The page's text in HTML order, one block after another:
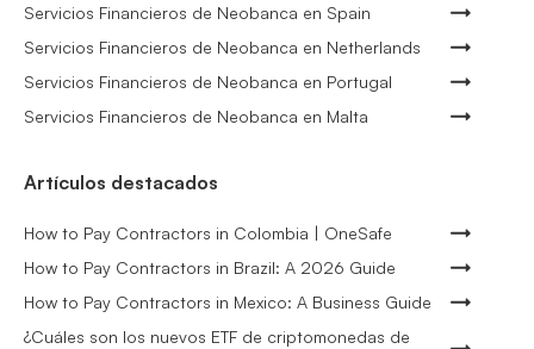
Servicios Financieros de Neobanca en Spain
Servicios Financieros de Neobanca en Netherlands
Servicios Financieros de Neobanca en Portugal
Servicios Financieros de Neobanca en Malta
Artículos destacados
How to Pay Contractors in Colombia | OneSafe
How to Pay Contractors in Brazil: A 2026 Guide
How to Pay Contractors in Mexico: A Business Guide
¿Cuáles son los nuevos ETF de criptomonedas de